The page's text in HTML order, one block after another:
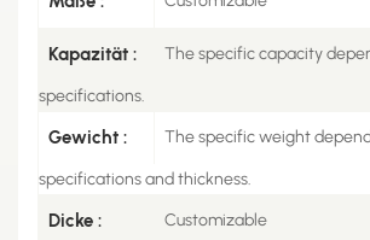
Kapazität : The specific capacity
specifications.
Gewicht : The specific weight
specifications and thickness.
Dicke : Customizable